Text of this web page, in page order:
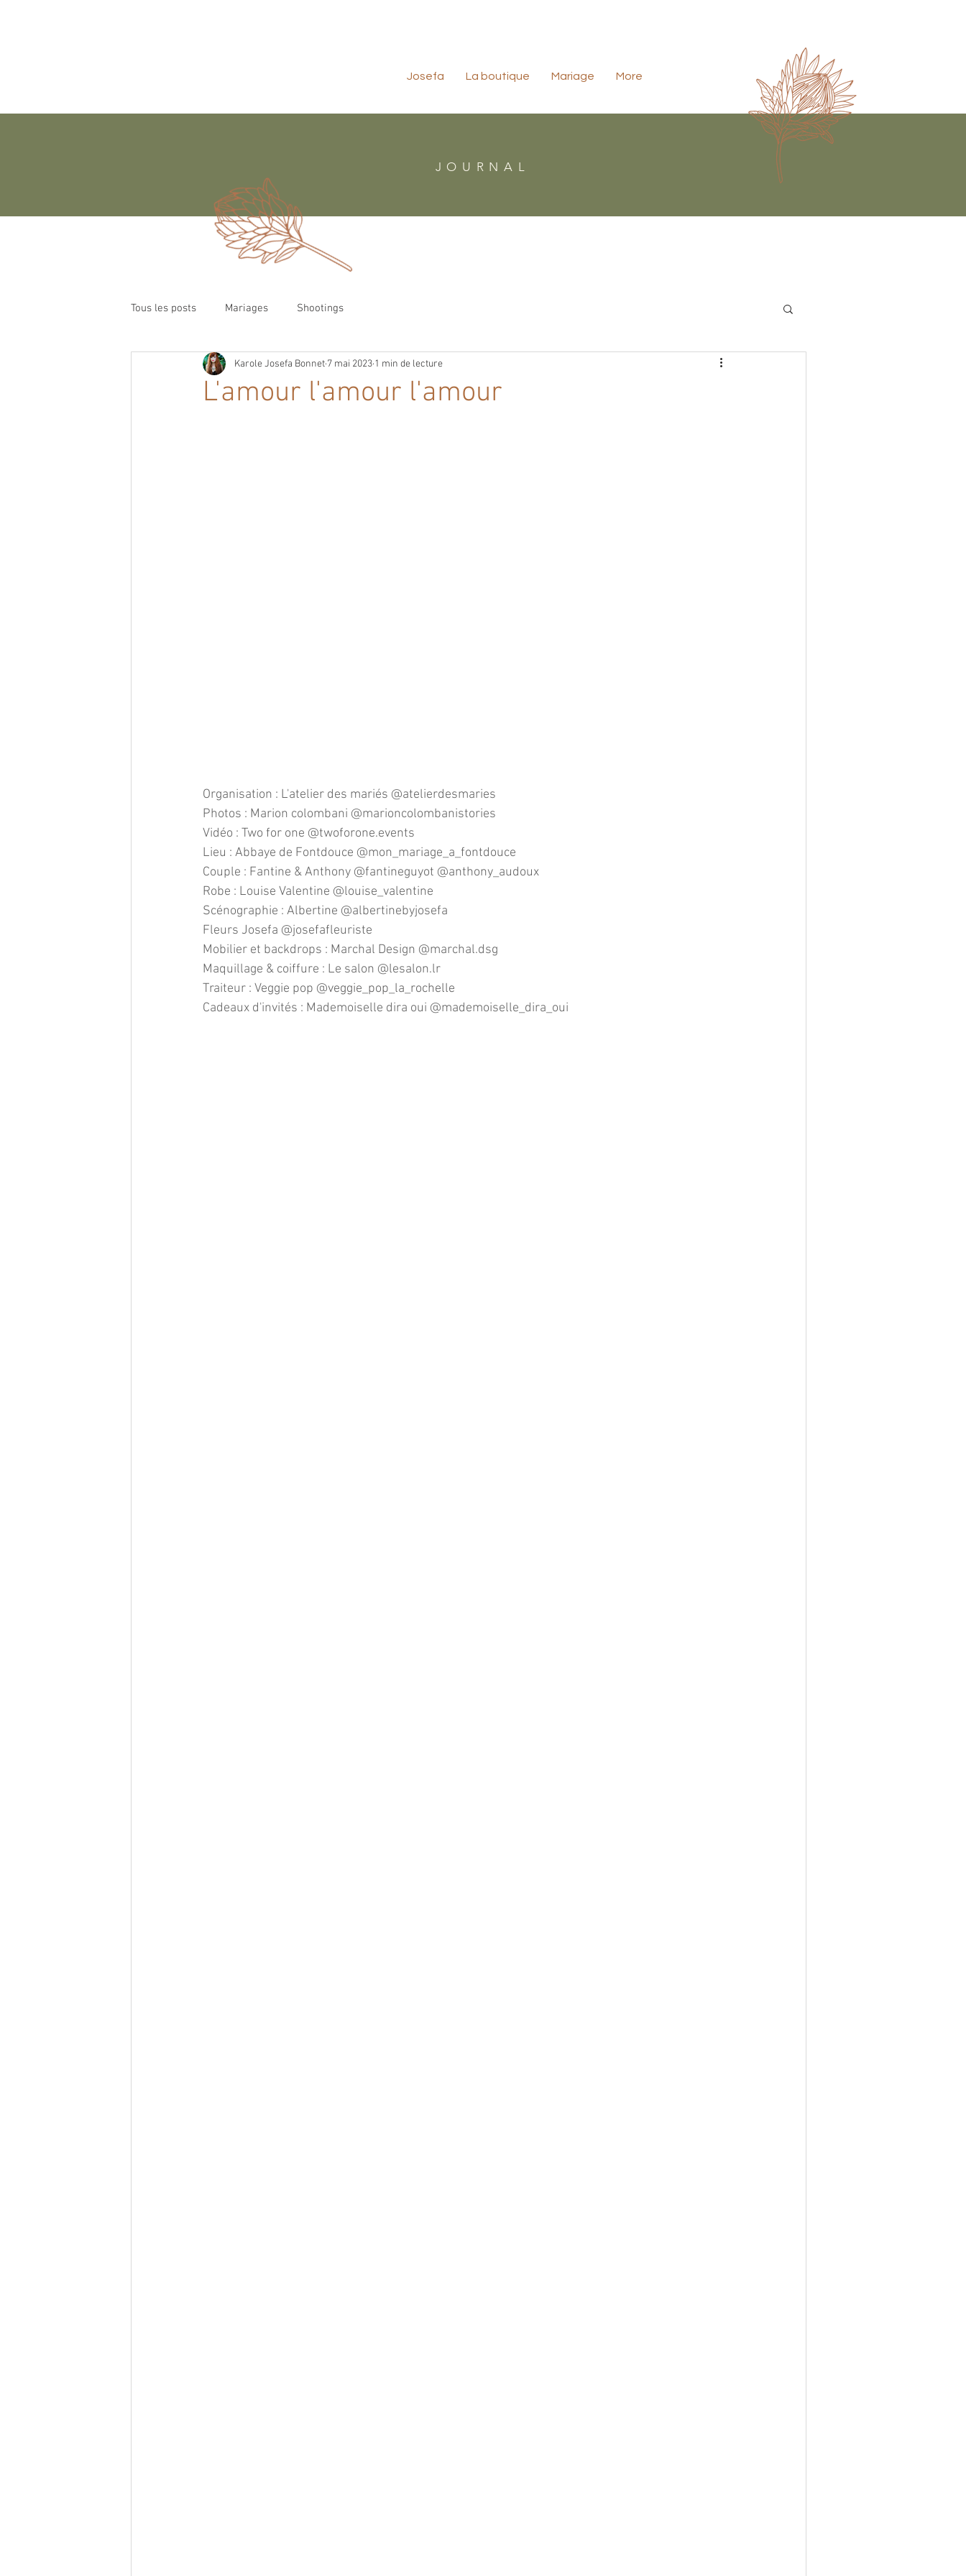
Tous les posts Mariages Shootings
L'amour l'amour l'amour
Karole Josefa Bonnet 7 mai 2023 1 min de lecture
Organisation : L'atelier des mariés @atelierdesmaries
Photos : Marion colombani @marioncolombanistories
Vidéo : Two for one @twoforone.events
Lieu : Abbaye de Fontdouce @mon_mariage_a_fontdouce
Couple : Fantine & Anthony @fantineguyot @anthony_audoux
Robe : Louise Valentine @louise_valentine
Scénographie : Albertine @albertinebyjosefa
Fleurs Josefa @josefafleuriste
Mobilier et backdrops : Marchal Design @marchal.dsg
Maquillage & coiffure : Le salon @lesalon.lr
Traiteur : Veggie pop @veggie_pop_la_rochelle
Cadeaux d'invités : Mademoiselle dira oui @mademoiselle_dira_oui
JOURNAL
Josefa La boutique Mariage More